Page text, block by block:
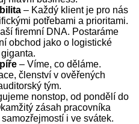
– Každý klient je pro nás
potřebami a prioritami.
firemní DNA. Postaráme
obchod jako o logistické
– Víme, co děláme.
členství v ověřených
tým.
nonstop, od pondělí do
zásah pracovníka
i ve svátek.